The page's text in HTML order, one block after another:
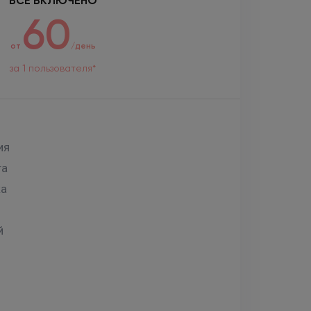
от 60 /день
за 1 пользователя*